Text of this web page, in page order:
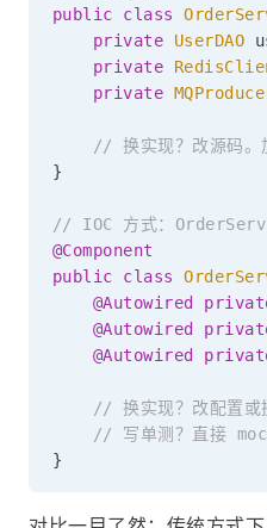
public
class
private
UserDAO
private
private
// 换实现？改源码。
}
// IOC 方式：
@Component
public
class
@Autowired
@Autowired
@Autowired
// 换实现？改配置或
// 写单测？直接
}